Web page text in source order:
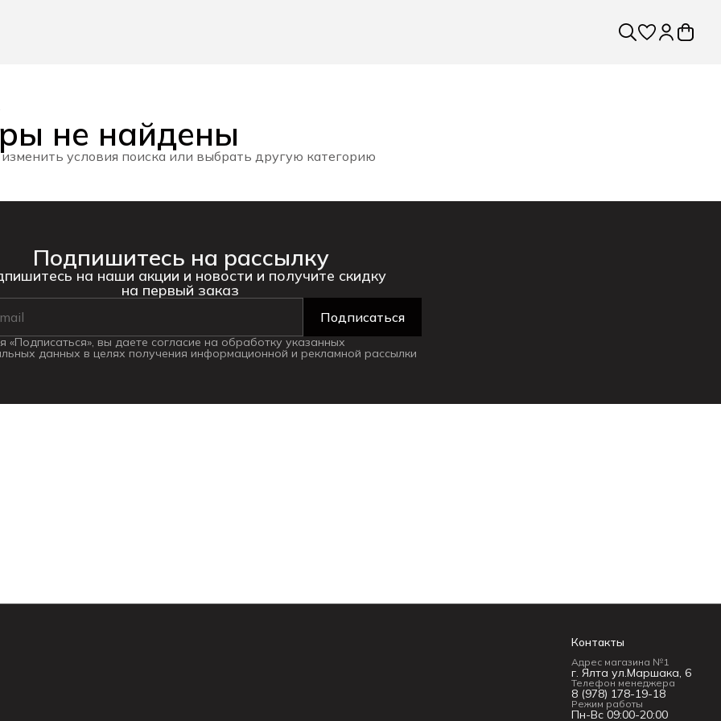
не найдены
условия поиска или выбрать другую категорию
Подпишитесь на рассылку
на наши акции и новости и получите скидку
на первый заказ
Подписаться
«Подписаться», вы даете согласие на обработку указанных
данных в целях получения информационной и рекламной рассылки
Контакты
Адрес магазина №1
г. Ялта ул.Маршака, 6
Телефон менеджера
8 (978) 178-19-18
Режим работы
Пн-Вс 09:00-20:00